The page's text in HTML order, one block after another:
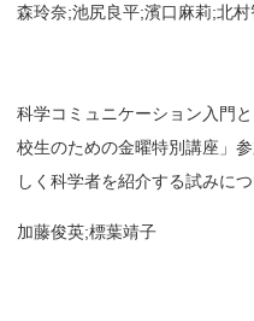
森玲奈;池尻良平;濱口麻莉;北村
科学コミュニケーション入門
校生のための金曜特別講座」
しく科学者を紹介する試みに
加藤俊英;標葉靖子